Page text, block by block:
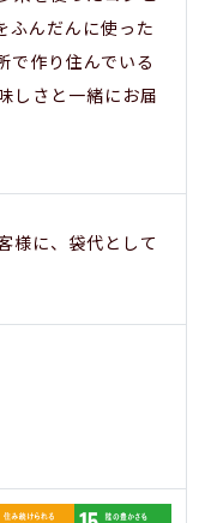
ふんだんに使った
で作り住んでいる
しさと一緒にお届
様に、袋代として